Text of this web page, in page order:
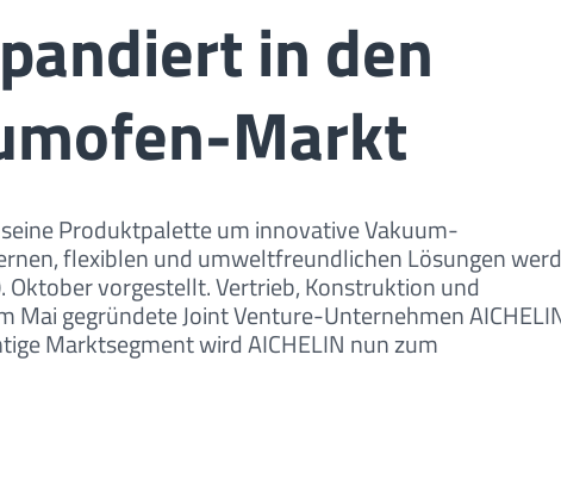
in den
Markt
Produktpalette um innovative Vakuum-
flexiblen und umweltfreundlichen Lösungen
vorgestellt. Vertrieb, Konstruktion und
gegründete Joint Venture-Unternehmen
Marktsegment wird AICHELIN nun zum